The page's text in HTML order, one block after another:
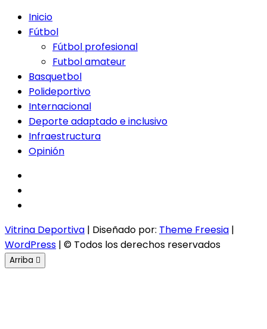
Inicio
Fútbol
Fútbol profesional
Futbol amateur
Basquetbol
Polideportivo
Internacional
Deporte adaptado e inclusivo
Infraestructura
Opinión
Vitrina Deportiva | Diseñado por: Theme Freesia |
WordPress | © Todos los derechos reservados
Arriba